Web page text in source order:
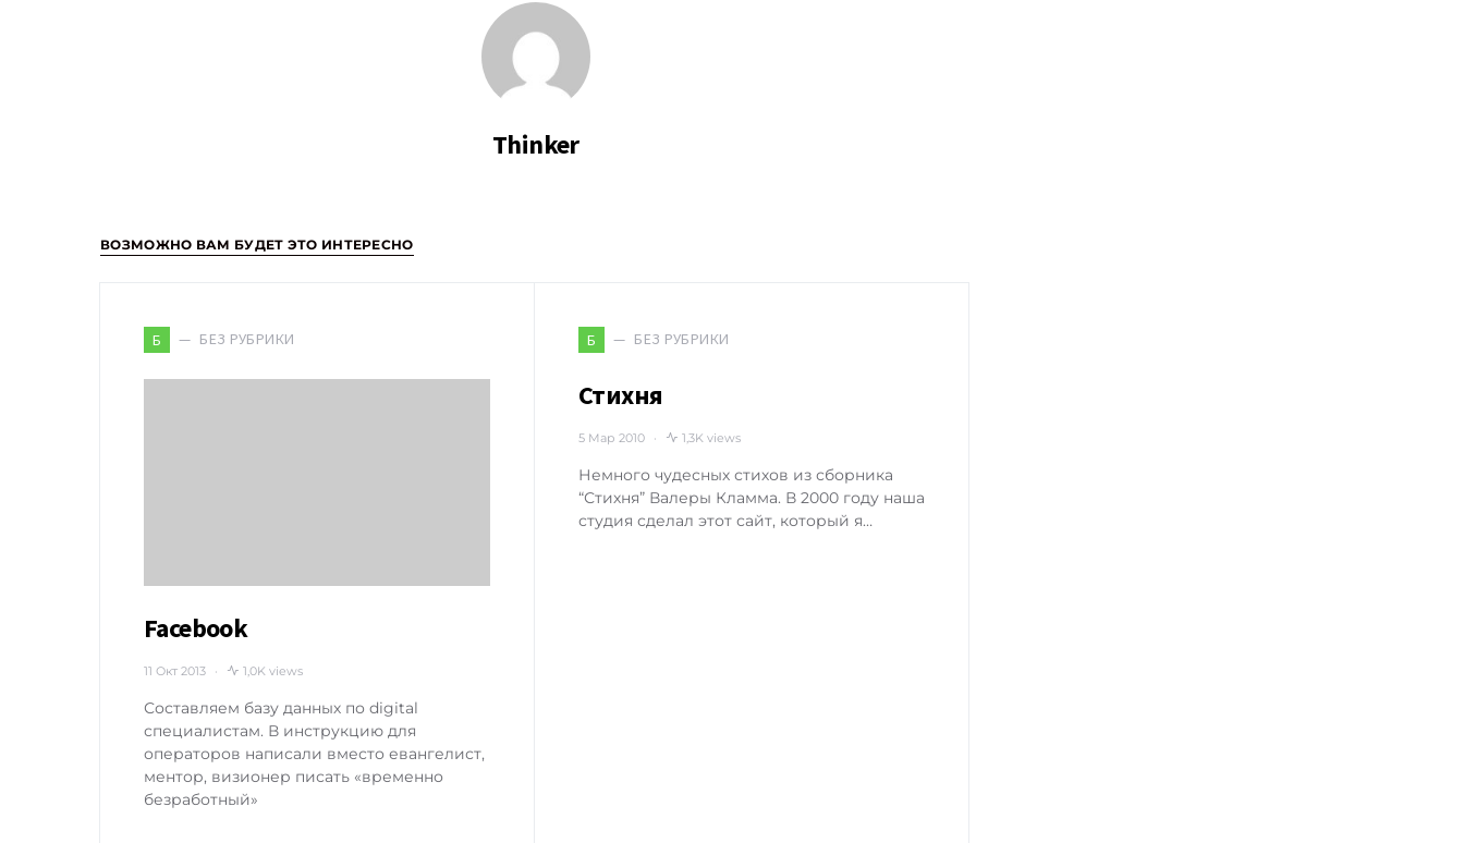
Thinker
ВОЗМОЖНО ВАМ БУДЕТ ЭТО ИНТЕРЕСНО
Б БЕЗ РУБРИКИ
Facebook
11 Окт 2013 1,0K views
Составляем базу данных по digital
специалистам. В инструкцию для
операторов написали вместо евангелист,
ментор, визионер писать «временно
безработный»
Б БЕЗ РУБРИКИ
Стихня
5 Мар 2010 1,3K views
Немного чудесных стихов из сборника
“Стихня” Валеры Кламма. В 2000 году наша
студия сделал этот сайт, который я…